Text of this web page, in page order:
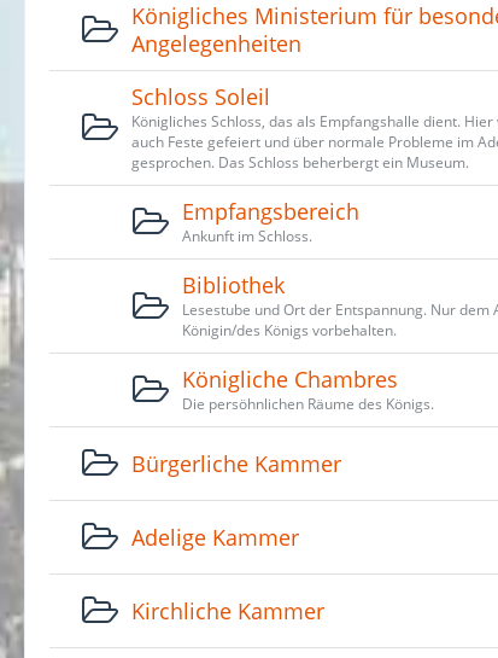
Königliches Ministerium für
Angelegenheiten
Schloss Soleil
Königliches Schloss, das als Empfangshalle dient.
auch Feste gefeiert und über normale Probleme im
gesprochen. Das Schloss beherbergt ein Museum.
Empfangsbereich
Ankunft im Schloss.
Bibliothek
Lesestube und Ort der Entspannung. Nur dem
Königin/des Königs vorbehalten.
Königliche Chambres
Die persöhnlichen Räume des Königs.
Bürgerliche Kammer
Adelige Kammer
Kirchliche Kammer